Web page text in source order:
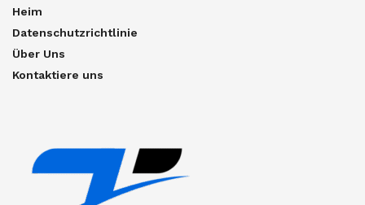
Heim
Datenschutzrichtlinie
Über Uns
Kontaktiere uns